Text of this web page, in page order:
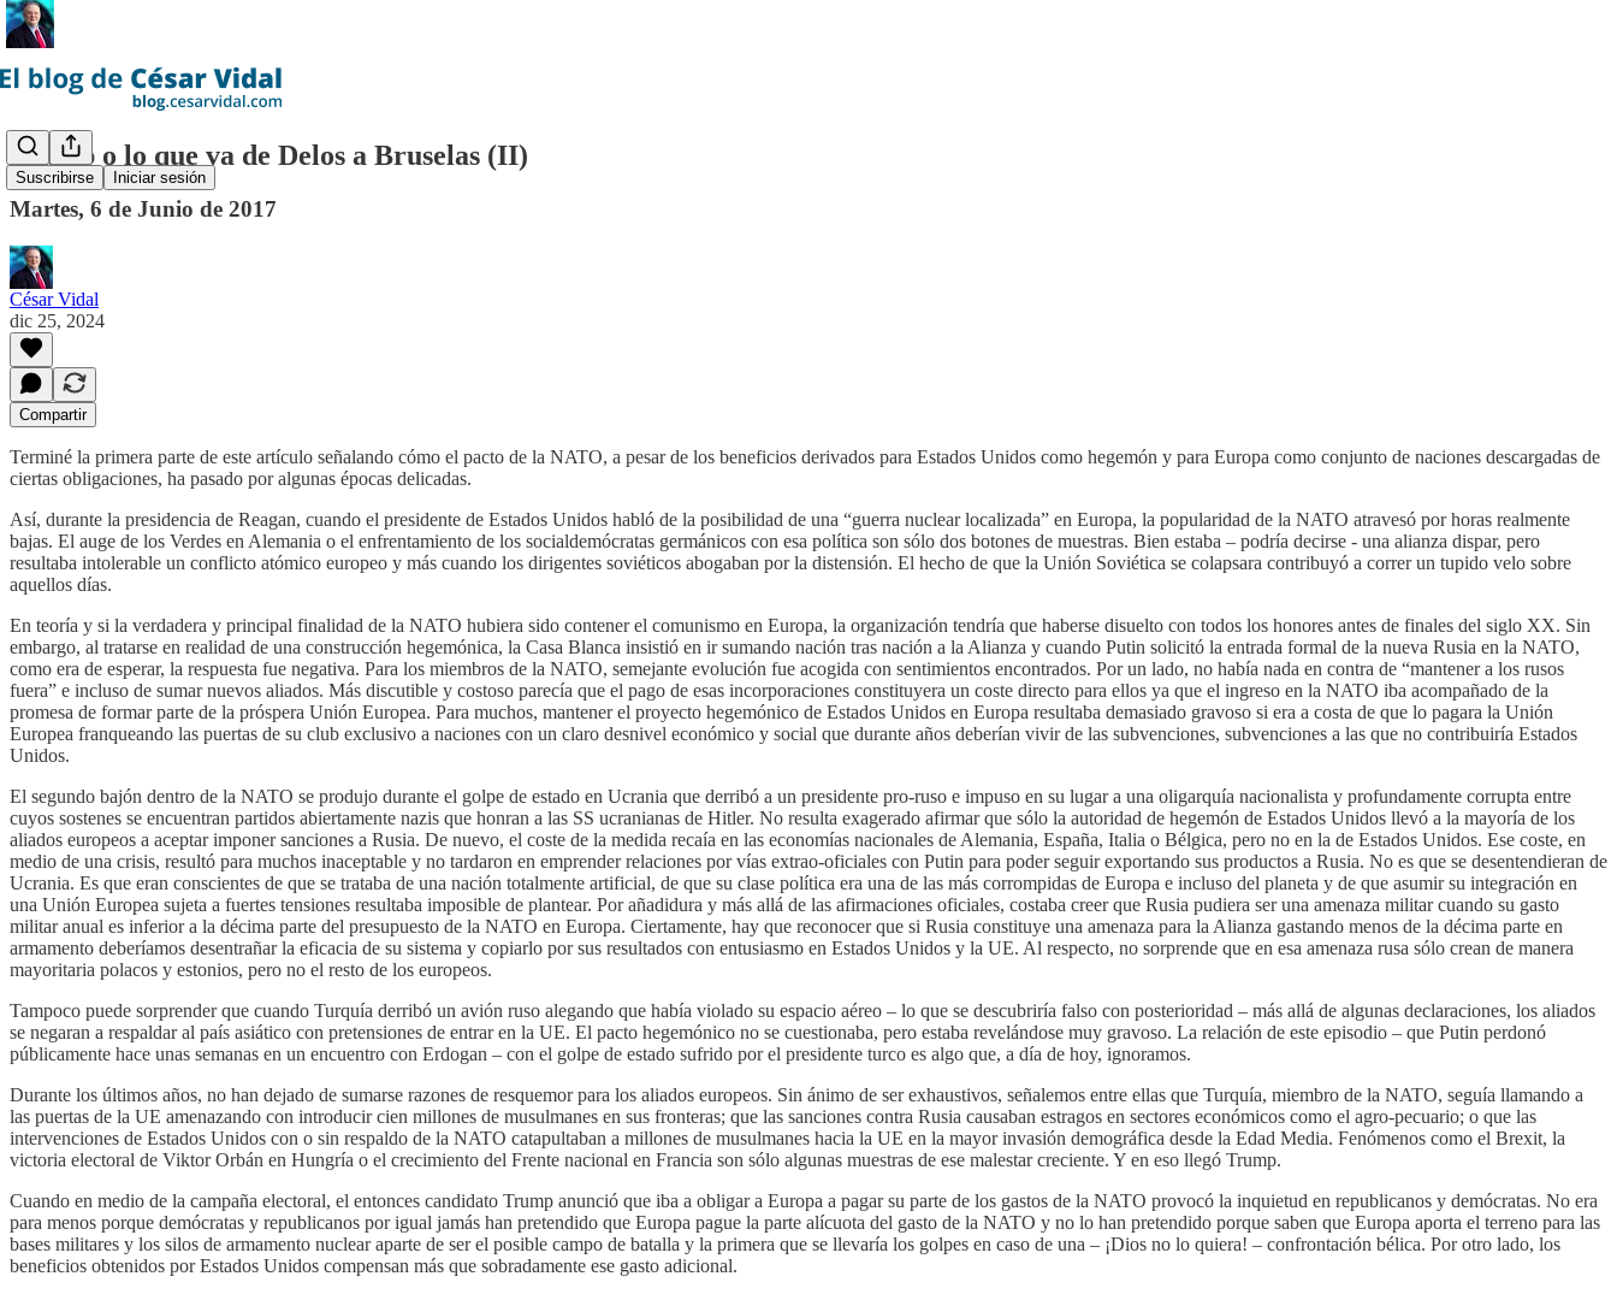
Suscribirse Iniciar sesión
Trump o lo que va de Delos a Bruselas (II)
Martes, 6 de Junio de 2017
César Vidal
dic 25, 2024
Compartir
Terminé la primera parte de este artículo señalando cómo el pacto de la NATO, a pesar de los beneficios derivados para Estados Unidos como hegemón y para Europa como conjunto de naciones descargadas de
ciertas obligaciones, ha pasado por algunas épocas delicadas.
Así, durante la presidencia de Reagan, cuando el presidente de Estados Unidos habló de la posibilidad de una “guerra nuclear localizada” en Europa, la popularidad de la NATO atravesó por horas realmente
bajas. El auge de los Verdes en Alemania o el enfrentamiento de los socialdemócratas germánicos con esa política son sólo dos botones de muestras. Bien estaba – podría decirse - una alianza dispar, pero
resultaba intolerable un conflicto atómico europeo y más cuando los dirigentes soviéticos abogaban por la distensión. El hecho de que la Unión Soviética se colapsara contribuyó a correr un tupido velo sobre
aquellos días.
En teoría y si la verdadera y principal finalidad de la NATO hubiera sido contener el comunismo en Europa, la organización tendría que haberse disuelto con todos los honores antes de finales del siglo XX. Sin
embargo, al tratarse en realidad de una construcción hegemónica, la Casa Blanca insistió en ir sumando nación tras nación a la Alianza y cuando Putin solicitó la entrada formal de la nueva Rusia en la NATO,
como era de esperar, la respuesta fue negativa. Para los miembros de la NATO, semejante evolución fue acogida con sentimientos encontrados. Por un lado, no había nada en contra de “mantener a los rusos
fuera” e incluso de sumar nuevos aliados. Más discutible y costoso parecía que el pago de esas incorporaciones constituyera un coste directo para ellos ya que el ingreso en la NATO iba acompañado de la
promesa de formar parte de la próspera Unión Europea. Para muchos, mantener el proyecto hegemónico de Estados Unidos en Europa resultaba demasiado gravoso si era a costa de que lo pagara la Unión
Europea franqueando las puertas de su club exclusivo a naciones con un claro desnivel económico y social que durante años deberían vivir de las subvenciones, subvenciones a las que no contribuiría Estados
Unidos.
El segundo bajón dentro de la NATO se produjo durante el golpe de estado en Ucrania que derribó a un presidente pro-ruso e impuso en su lugar a una oligarquía nacionalista y profundamente corrupta entre
cuyos sostenes se encuentran partidos abiertamente nazis que honran a las SS ucranianas de Hitler. No resulta exagerado afirmar que sólo la autoridad de hegemón de Estados Unidos llevó a la mayoría de los
aliados europeos a aceptar imponer sanciones a Rusia. De nuevo, el coste de la medida recaía en las economías nacionales de Alemania, España, Italia o Bélgica, pero no en la de Estados Unidos. Ese coste, en
medio de una crisis, resultó para muchos inaceptable y no tardaron en emprender relaciones por vías extrao-oficiales con Putin para poder seguir exportando sus productos a Rusia. No es que se desentendieran de
Ucrania. Es que eran conscientes de que se trataba de una nación totalmente artificial, de que su clase política era una de las más corrompidas de Europa e incluso del planeta y de que asumir su integración en
una Unión Europea sujeta a fuertes tensiones resultaba imposible de plantear. Por añadidura y más allá de las afirmaciones oficiales, costaba creer que Rusia pudiera ser una amenaza militar cuando su gasto
militar anual es inferior a la décima parte del presupuesto de la NATO en Europa. Ciertamente, hay que reconocer que si Rusia constituye una amenaza para la Alianza gastando menos de la décima parte en
armamento deberíamos desentrañar la eficacia de su sistema y copiarlo por sus resultados con entusiasmo en Estados Unidos y la UE. Al respecto, no sorprende que en esa amenaza rusa sólo crean de manera
mayoritaria polacos y estonios, pero no el resto de los europeos.
Tampoco puede sorprender que cuando Turquía derribó un avión ruso alegando que había violado su espacio aéreo – lo que se descubriría falso con posterioridad – más allá de algunas declaraciones, los aliados
se negaran a respaldar al país asiático con pretensiones de entrar en la UE. El pacto hegemónico no se cuestionaba, pero estaba revelándose muy gravoso. La relación de este episodio – que Putin perdonó
públicamente hace unas semanas en un encuentro con Erdogan – con el golpe de estado sufrido por el presidente turco es algo que, a día de hoy, ignoramos.
Durante los últimos años, no han dejado de sumarse razones de resquemor para los aliados europeos. Sin ánimo de ser exhaustivos, señalemos entre ellas que Turquía, miembro de la NATO, seguía llamando a
las puertas de la UE amenazando con introducir cien millones de musulmanes en sus fronteras; que las sanciones contra Rusia causaban estragos en sectores económicos como el agro-pecuario; o que las
intervenciones de Estados Unidos con o sin respaldo de la NATO catapultaban a millones de musulmanes hacia la UE en la mayor invasión demográfica desde la Edad Media. Fenómenos como el Brexit, la
victoria electoral de Viktor Orbán en Hungría o el crecimiento del Frente nacional en Francia son sólo algunas muestras de ese malestar creciente. Y en eso llegó Trump.
Cuando en medio de la campaña electoral, el entonces candidato Trump anunció que iba a obligar a Europa a pagar su parte de los gastos de la NATO provocó la inquietud en republicanos y demócratas. No era
para menos porque demócratas y republicanos por igual jamás han pretendido que Europa pague la parte alícuota del gasto de la NATO y no lo han pretendido porque saben que Europa aporta el terreno para las
bases militares y los silos de armamento nuclear aparte de ser el posible campo de batalla y la primera que se llevaría los golpes en caso de una – ¡Dios no lo quiera! – confrontación bélica. Por otro lado, los
beneficios obtenidos por Estados Unidos compensan más que sobradamente ese gasto adicional.